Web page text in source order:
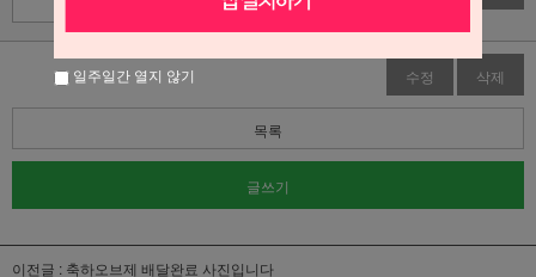
수정 삭제
목록
글쓰기
이전글 : 축하오브제 배달완료 사진입니다
일주일간 열지 않기